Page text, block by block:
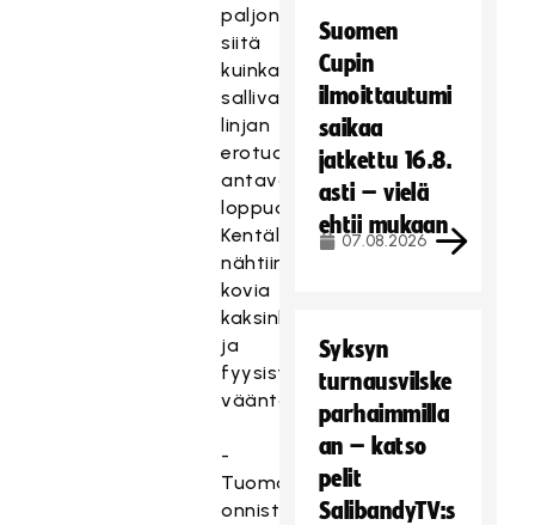
paljon
siitä
kuinka
sallivan
linjan
erotuomarit
antavat
loppuottelussa.
Kentällä
nähtiinkin
kovia
kaksinkamppailuja
ja
fyysistä
vääntöä.
-
Tuomarit
onnistuivat
Suomen
Cupin
ilmoittautumi
saikaa
jatkettu 16.8.
asti – vielä
ehtii mukaan
07.08.2026
Syksyn
turnausvilske
parhaimmilla
an – katso
pelit
SalibandyTV:s